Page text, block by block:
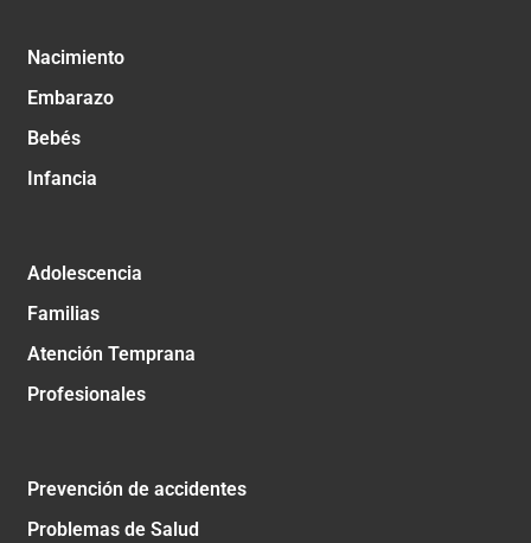
Nacimiento
Embarazo
Bebés
Infancia
Adolescencia
Familias
Atención Temprana
Profesionales
Prevención de accidentes
Problemas de Salud